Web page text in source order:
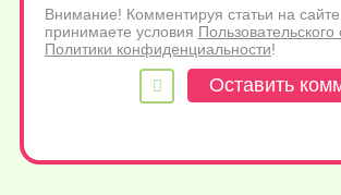
Внимание! Комментируя статьи на
принимаете условия
Политики конфиденциальности!